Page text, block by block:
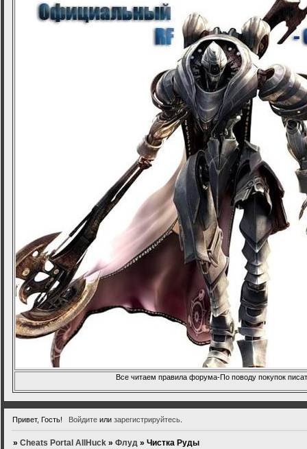
Все читаем правила форума-По поводу покупок
Привет, Гость! Войдитеили зарегистрируйтесь.
»Cheats Portal AllHuck »Флуд »Чистка Руды